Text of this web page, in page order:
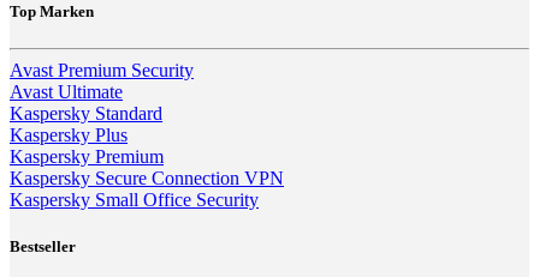
Top Marken
Avast Premium Security
Avast Ultimate
Kaspersky Standard
Kaspersky Plus
Kaspersky Premium
Kaspersky Secure Connection VPN
Kaspersky Small Office Security
Bestseller